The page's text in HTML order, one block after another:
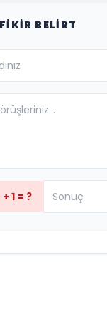
FIKIR BELIRT
+ 1 = ?